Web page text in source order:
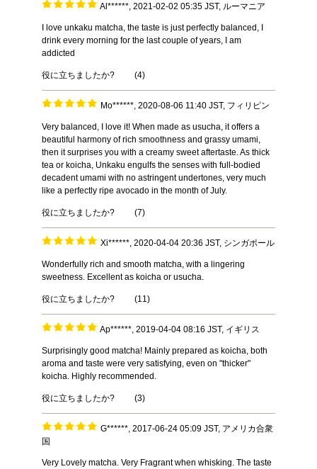
Al******, 2021-02-02 05:35 JST, ルーマニア
I love unkaku matcha, the taste is just perfectly balanced, I
drink every morning for the last couple of years, I am
addicted
役に立ちましたか? (4)
Mo******, 2020-08-06 11:40 JST, フィリピン
Very balanced, I love it! When made as usucha, it offers a
beautiful harmony of rich smoothness and grassy umami,
then it surprises you with a creamy sweet aftertaste. As thick
tea or koicha, Unkaku engulfs the senses with full-bodied
decadent umami with no astringent undertones, very much
like a perfectly ripe avocado in the month of July.
役に立ちましたか? (7)
Xi******, 2020-04-04 20:36 JST, シンガポール
Wonderfully rich and smooth matcha, with a lingering
sweetness. Excellent as koicha or usucha.
役に立ちましたか? (11)
Ap******, 2019-04-04 08:16 JST, イギリス
Surprisingly good matcha! Mainly prepared as koicha, both
aroma and taste were very satisfying, even on "thicker"
koicha. Highly recommended.
役に立ちましたか? (3)
G******, 2017-06-24 05:09 JST, アメリカ合衆
国
Very Lovely matcha. Very Fragrant when whisking. The taste